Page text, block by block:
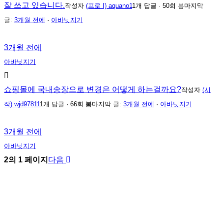
잘 쓰고 있습니다.작성자 (프로 I) aquano1 1개 답글 · 50회 봄마지막
글: 3개월 전에 · 아바닛지기
3개월 전에
아바닛지기
쇼핑몰에 국내송장으로 변경은 어떻게 하는걸까요?작성자 (시
작) wjd97811 1개 답글 · 66회 봄마지막 글: 3개월 전에 · 아바닛지기
3개월 전에
아바닛지기
2의 1 페이지 다음